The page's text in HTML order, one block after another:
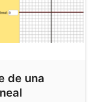
de una